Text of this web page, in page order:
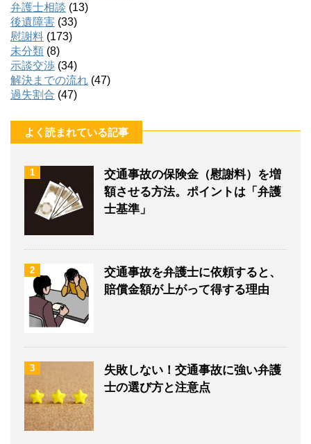
弁護士相談 (13)
後遺障害 (33)
慰謝料 (173)
未分類 (8)
示談交渉 (34)
解決までの流れ (47)
過失割合 (47)
よく読まれている記事
1
交通事故の保険金（慰謝料）を増
額させる方法。ポイントは「弁護
士基準」
2
交通事故を弁護士に依頼すると、
賠償金額が上がって得する理由
3
失敗しない！交通事故に強い弁護
士の選び方と注意点